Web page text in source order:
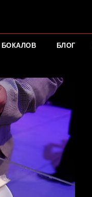
БЛОГ